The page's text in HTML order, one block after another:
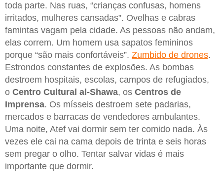
toda parte. Nas ruas, “crianças confusas, homens
irritados, mulheres cansadas”. Ovelhas e cabras
famintas vagam pela cidade. As pessoas não andam,
elas correm. Um homem usa sapatos femininos
porque “são mais confortáveis”. Zumbido de drones.
Estrondos constantes de explosões. As bombas
destroem hospitais, escolas, campos de refugiados,
o Centro Cultural al-Shawa, os Centros de
Imprensa. Os mísseis destroem sete padarias,
mercados e barracas de vendedores ambulantes.
Uma noite, Atef vai dormir sem ter comido nada. Às
vezes ele cai na cama depois de trinta e seis horas
sem pregar o olho. Tentar salvar vidas é mais
importante que dormir.